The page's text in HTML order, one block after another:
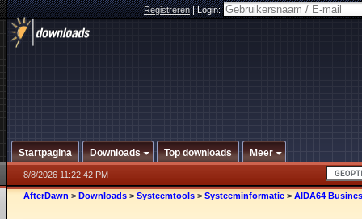
Registreren|Login:
Startpagina Downloads Top downloads Meer
8/8/2026 11:22:42 PM
AfterDawn > Downloads > Systeemtools > Systeeminformatie > AIDA64